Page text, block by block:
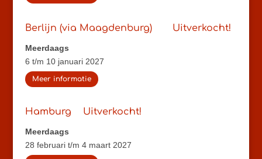
Berlijn (via Maagdenburg) Uitverkocht!
Meerdaags
6 t/m 10 januari 2027
Meer informatie
Hamburg Uitverkocht!
Meerdaags
28 februari t/m 4 maart 2027